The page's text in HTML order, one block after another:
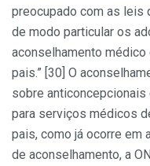
preocupado com as leis
de modo particular os
aconselhamento
pais.” [30] O
sobre anticoncepcionais
para serviços médicos
pais, como já ocorre em
de aconselhamento, a